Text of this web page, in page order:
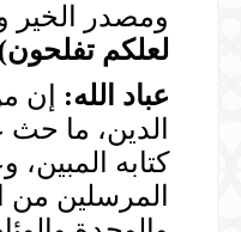
ومصدر الخير
لعلكم تفلحون)
عباد الله: إن
الدين، ما حث
كتابه
المرسلين من